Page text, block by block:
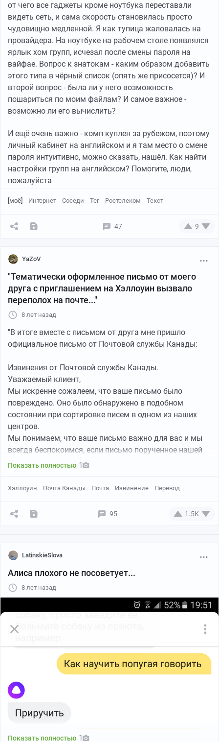
таки лотосом (хоть он там даже синие лотосы
продаёт) и даже взошли
ПС. Про мою лампу на всякий случай - она недорогая,
куплена в крупном строительном магазине за
примерно 500р.
от чего все гаджеты кроме ноутбука переставали
видеть сеть, и сама скорость становилась просто
чудовищно медленной. Я как тупица жаловалась на
провайдера. На ноутбуке на рабочем столе появлялся
ярлык хом групп, исчезал после смены пароля на
вайфае. Вопрос к знатокам - каким образом добавить
этого типа в чёрный список (опять же присосется)? И
второй вопрос - была ли у него возможность
пошариться по моим файлам? И самое важное -
возможно ли его вычислить?
И ещё очень важно - комп куплен за рубежом, поэтому
личный кабинет на английском и я там место о смене
пароля интуитивно, можно сказать, нашёл. Как найти
настройки групп на английском? Помогите, люди,
пожалуйста
[моё] Интернет Соседи Тег Ростелеком Текст
47 9
YaZoV
"Тематически оформленное письмо от моего
друга с приглашением на Хэллоуин вызвало
переполох на почте..."
8 лет назад
"В итоге вместе с письмом от друга мне пришло
официальное письмо от Почтовой службы Канады:
Извинения от Почтовой службы Канады.
Уважаемый клиент,
Мы искренне сожалеем, что ваше письмо было
повреждено. Оно было обнаружено в подобном
состоянии при сортировке писем в одном из наших
центров.
Мы понимаем, что ваше письмо важно для вас и мы
всегда беспокоимся, если письмо порученное нашей
заботе повреждается. Мы продолжаем улучшать наши
количество инцидентов повреждения писем.
...........
Мы извиняемся за подобные неудобства.
отнеслись?
Показать полностью 1
Хэллоуин Почта Канады Почта Извинение Перевод
95 1.5K
LatinskieSlova
Алиса плохого не посоветует...
8 лет назад
Показать полностью 1